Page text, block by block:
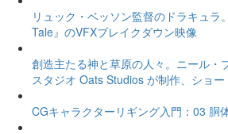
リュック・ベッソン監督のドラキュ
Tale』のVFXブレイクダウン映像
創造主たる神と草原の人々。ニール・
スタジオ Oats Studios が制作、ショー
CGキャラクターリギング入門：03 胴